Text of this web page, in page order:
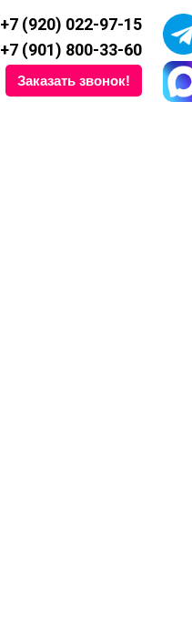
+7 (901) 800-33-60
+7 (920) 022-97-15
Заказать звонок!